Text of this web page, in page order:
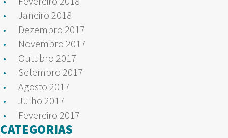
Janeiro 2018
Dezembro 2017
Novembro 2017
Outubro 2017
Setembro 2017
Agosto 2017
Julho 2017
Fevereiro 2017
CATEGORIAS